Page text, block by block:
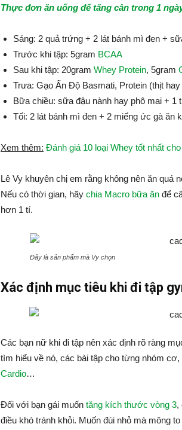
Thực đơn ăn uống để tăng cân trong 1
Sáng: 2 quả trứng + 2 lát bánh mì đen +
Trước khi tập: 5gram BCAA
Sau khi tập: 20gram Whey Protein, 5gram
Trưa: Gạo Ấn Độ Basmati, Protein (thịt
Bữa chiều: sữa đậu nành hay phô mai + 1
Tối: 2 lát bánh mì đen + 2 miếng ức gà ăn
Xem thêm: Đánh giá 10 loại Whey tốt nhất
Lê Vy khuyên chị em rằng không nên ăn quá
Nếu có thời gian, hãy chia Macro bữa ăn để
hơn 1 tí.
Đây là sản phẩm mà Vy chọn
Xác định mục tiêu khi đi tập
Các bạn nữ khi đi tập nên xác định rõ ràng
tìm hiểu về nó, các bài tập cho từng nhóm
Cardio…
Đối với bạn gái muốn tăng kích thước vòng 3,
điều khó tránh khỏi. Muốn đùi nhỏ mà mông